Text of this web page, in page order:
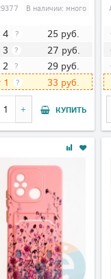
В наличии: много
4 ? 25 руб.
3 ? 27 руб.
2 ? 29 руб.
1 ? 33 руб.
КУПИТЬ